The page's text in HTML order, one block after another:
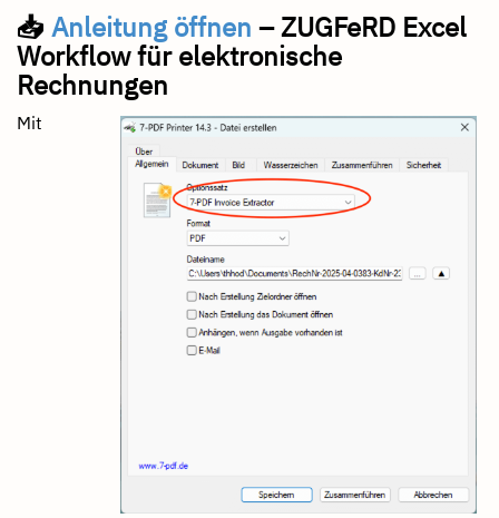
📥 Anleitung öffnen – ZUGFeRD Excel
Workflow für elektronische
Rechnungen
Mit